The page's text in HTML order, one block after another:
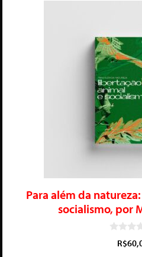
Para além da
socialismo, por
R$